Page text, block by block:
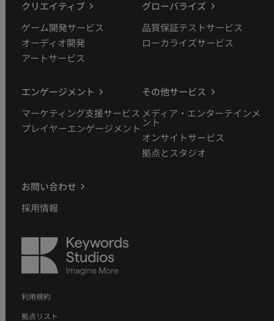
クリエイティブ
ゲーム開発サービス
オーディオ開発
アートサービス
グローバライズ
品質保証テストサービス
ローカライズサービス
エンゲージメント
マーケティング支援サービス
プレイヤーエンゲージメント
その他サービス
メディア・エンターテインメ
ント
オンサイトサービス
拠点とスタジオ
お問い合わせ
採用情報
Keywords
Studios
利用規約
拠点リスト